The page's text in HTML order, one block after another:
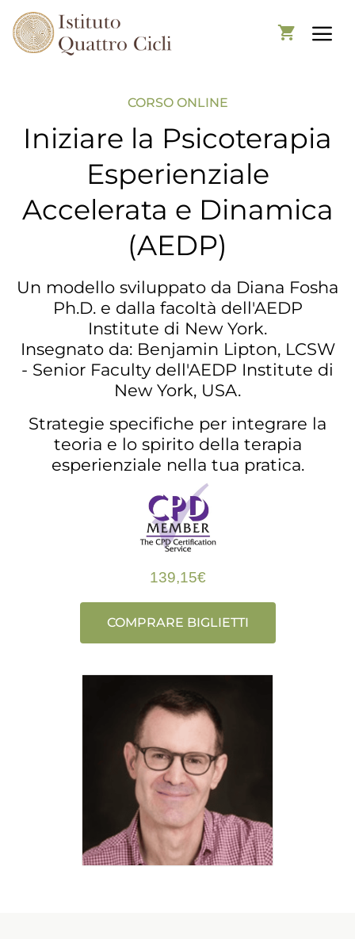
CORSO ONLINE
Iniziare la Psicoterapia
Esperienziale
Accelerata e Dinamica
(AEDP)
Un modello sviluppato da Diana Fosha
Ph.D. e dalla facoltà dell'AEDP
Institute di New York.
Insegnato da: Benjamin Lipton, LCSW
- Senior Faculty dell'AEDP Institute di
New York, USA.
Strategie specifiche per integrare la
teoria e lo spirito della terapia
esperienziale nella tua pratica.
139,15€
COMPRARE BIGLIETTI